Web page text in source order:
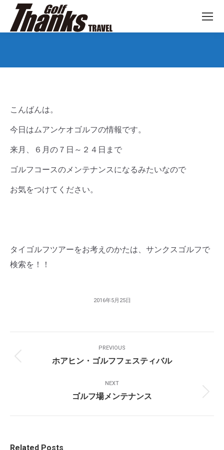
こんばんは。
今日はムアンケオゴルフの情報です。
来月、６月の７日～２４日まで
ゴルフコースのメンテナンスになるみたいなので
お気をつけてください。
タイゴルフツアーをお考えのかたは、サンクスゴルフで
検索を！！
2016年5月25日
Navigation
PREVIOUS
Previous
ホアヒン・ゴルフフェスティバル
NEXT
Next
ゴルフ場メンテナンス
Related Posts